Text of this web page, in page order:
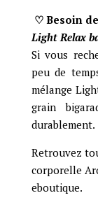
♡ Besoin
Light Relax
Si vous
peu de
mélange
grain
durablement.
Retrouvez
corporelle
eboutique.